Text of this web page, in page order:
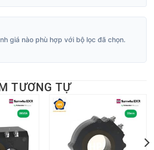
giá nào phù hợp với bộ lọc đã chọn.
TƯƠNG TỰ